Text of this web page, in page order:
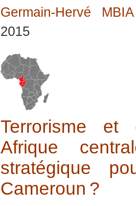
Germain-Hervé
2015
Terrorisme et
Afrique
stratégique
Cameroun ?